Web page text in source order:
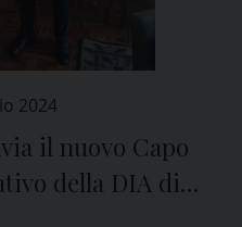
2024
il nuovo Capo
della DIA di